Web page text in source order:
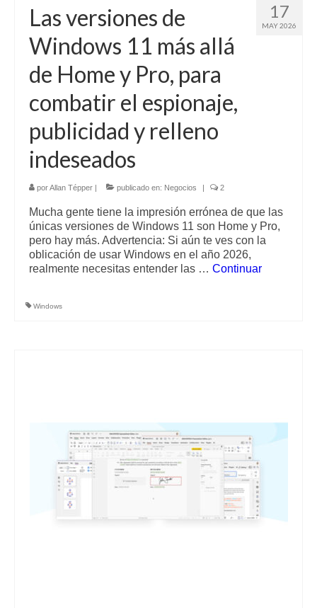
17
MAY 2026
Las versiones de
Windows 11 más allá
de Home y Pro, para
combatir el espionaje,
publicidad y relleno
indeseados
porAllan Tépper publicado en: Negocios 2
Mucha gente tiene la impresión errónea de que las
únicas versiones de Windows 11 son Home y Pro,
pero hay más. Advertencia: Si aún te ves con la
oblicación de usar Windows en el año 2026,
realmente necesitas entender las … Continuar
Windows